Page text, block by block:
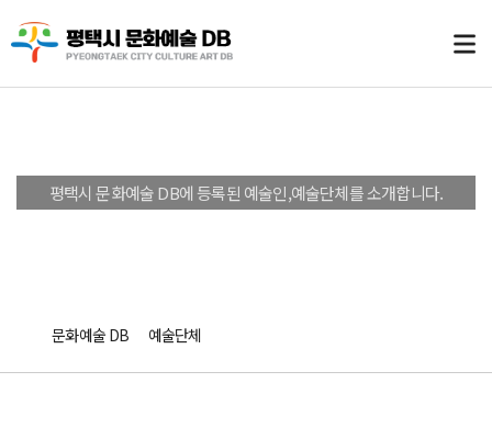
평택시 문화예술 DB에 등록된 예술인,예술단체를 소개합니다.
문화예술 DB 예술단체